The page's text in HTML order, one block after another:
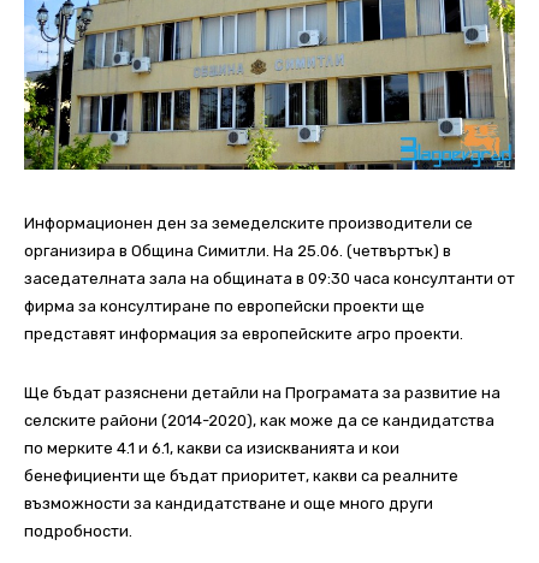
Информационен ден за земеделските производители се
организира в Община Симитли. На 25.06. (четвъртък) в
заседателната зала на общината в 09:30 часа консултанти от
фирма за консултиране по европейски проекти ще
представят информация за европейските агро проекти.
Ще бъдат разяснени детайли на Програмата за развитие на
селските райони (2014-2020), как може да се кандидатства
по мерките 4.1 и 6.1, какви са изискванията и кои
бенефициенти ще бъдат приоритет, какви са реалните
възможности за кандидатстване и още много други
подробности.